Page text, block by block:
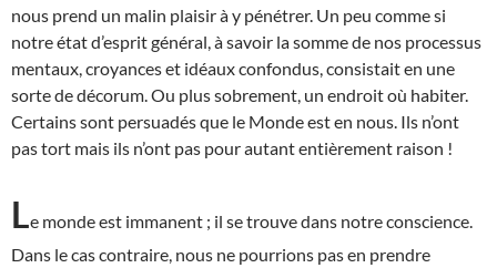
nous prend un malin plaisir à y pénétrer. Un peu comme si
notre état d’esprit général, à savoir la somme de nos processus
mentaux, croyances et idéaux confondus, consistait en une
sorte de décorum. Ou plus sobrement, un endroit où habiter.
Certains sont persuadés que le Monde est en nous. Ils n’ont
pas tort mais ils n’ont pas pour autant entièrement raison !
Le monde est immanent ; il se trouve dans notre conscience.
Dans le cas contraire, nous ne pourrions pas en prendre